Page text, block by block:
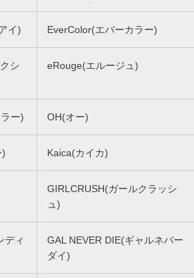
イ) EverColor(エバーカラー)
シ
eRouge(エルージュ)
ー) OH(オー)
) Kaica(カイカ)
GIRLCRUSH(ガールクラッシ
ュ)
ディ
GAL NEVER DIE(ギャルネバー
ダイ)